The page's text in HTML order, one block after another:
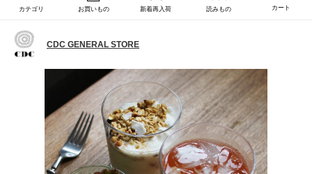
カテゴリ お買いもの 新着再入荷 読みもの カート
CDC GENERAL STORE